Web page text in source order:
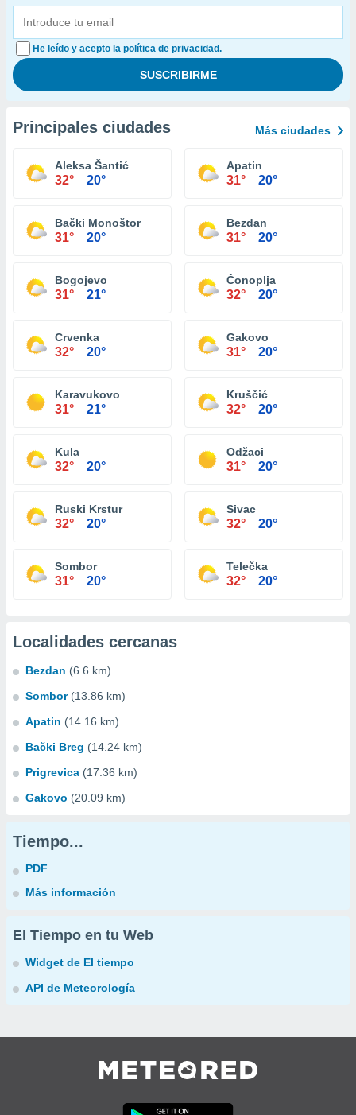
He leído y acepto la política de privacidad.
Principales ciudades Más ciudades
Aleksa Šantić
32° 20°
Apatin
31° 20°
Bački Monoštor
31° 20°
Bezdan
31° 20°
Bogojevo
31° 21°
Čonoplja
32° 20°
Crvenka
32° 20°
Gakovo
31° 20°
Karavukovo
31° 21°
Kruščić
32° 20°
Kula
32° 20°
Odžaci
31° 20°
Ruski Krstur
32° 20°
Sivac
32° 20°
Sombor
31° 20°
Telečka
32° 20°
Localidades cercanas
Bezdan (6.6 km)
Sombor (13.86 km)
Apatin (14.16 km)
Bački Breg (14.24 km)
Prigrevica (17.36 km)
Gakovo (20.09 km)
Tiempo...
PDF
Más información
El Tiempo en tu Web
Widget de El tiempo
API de Meteorología